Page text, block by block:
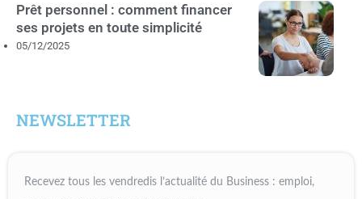
Prêt personnel : comment financer
ses projets en toute simplicité
05/12/2025
NEWSLETTER
Recevez tous les vendredis l’actualité du Business : emploi,